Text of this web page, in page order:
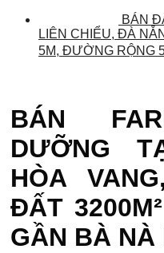
BÁN
DƯỠNG
HÒA
ĐẤT
GẦN BÀ NÀ
BÁN
LIÊN CHIỂU, ĐÀ
5M, ĐƯỜNG RỘNG